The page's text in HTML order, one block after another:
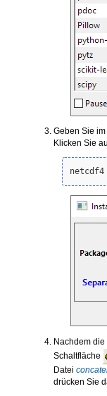
Geben Sie
Klicken Sie
netcdf4
Nachdem
Schaltfläche
Datei
drücken Sie